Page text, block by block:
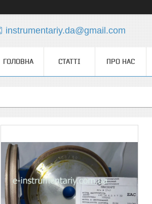
instrumentariy.da@gmail.com
ГОЛОВНА СТАТТІ ПРО НАС